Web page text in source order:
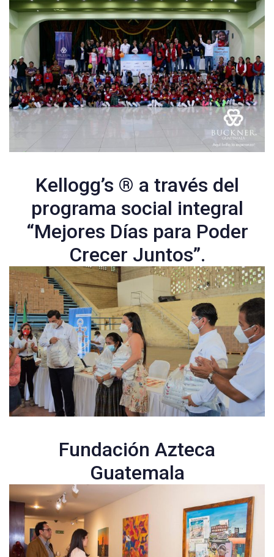
Kellogg’s ® a través del
programa social integral
“Mejores Días para Poder
Crecer Juntos”.
Fundación Azteca
Guatemala